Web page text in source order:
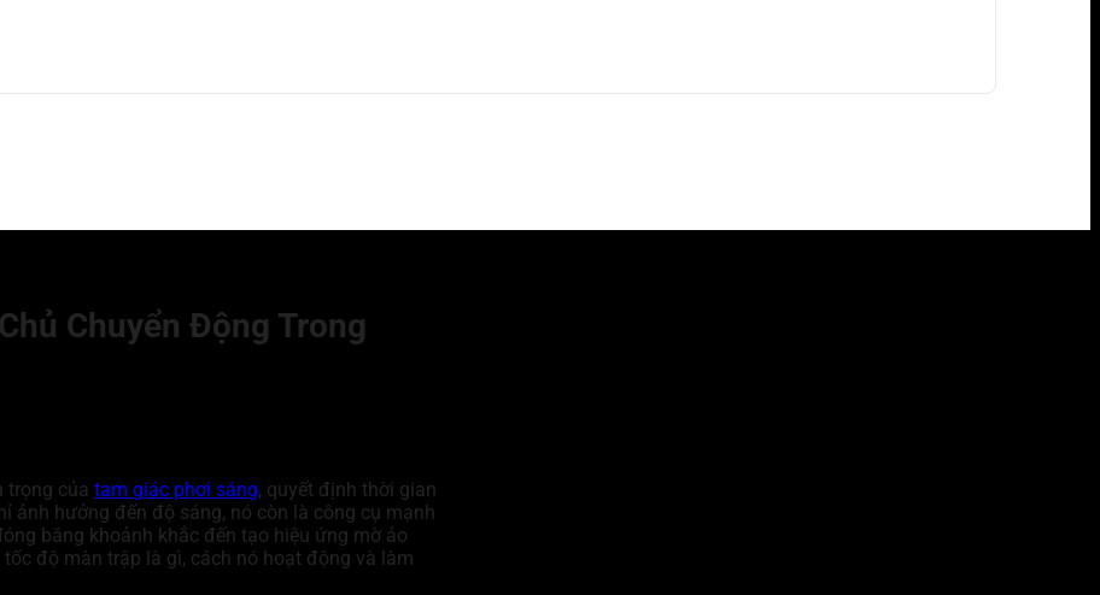
Chuyển Động Trong
trọng của tam giác phơi sáng, quyết định thời gian
ảnh hưởng đến độ sáng, nó còn là công cụ mạnh
băng khoảnh khắc đến tạo hiệu ứng mờ ảo
độ màn trập là gì, cách nó hoạt động và làm